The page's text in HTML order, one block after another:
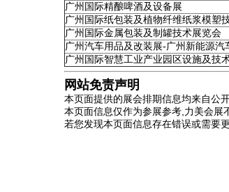
广州国际精酿啤酒及设备展
广州国际纸包装及植物纤维纸浆模塑
广州国际金属包装及制罐技术展览会
广州汽车用品及改装展-广州新能源汽
广州国际智慧工业产业园区设施及技
网站免责声明
本页面提供的展会排期信息均来自公
本页面信息仅作为参展参考,力美会展
若您发现本页面信息存在错误或需要